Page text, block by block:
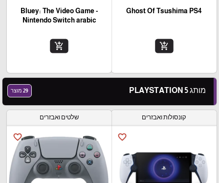
Ghost Of Tsushima PS4
add_shopping_cart
Bluey: The Video Game -
Nintendo Switch arabic
add_shopping_cart
מותג PLAYSTATION 5 29 מוצר
קונסולות ואבזרים
favorite_border
שלטים ואבזרים
favorite_border